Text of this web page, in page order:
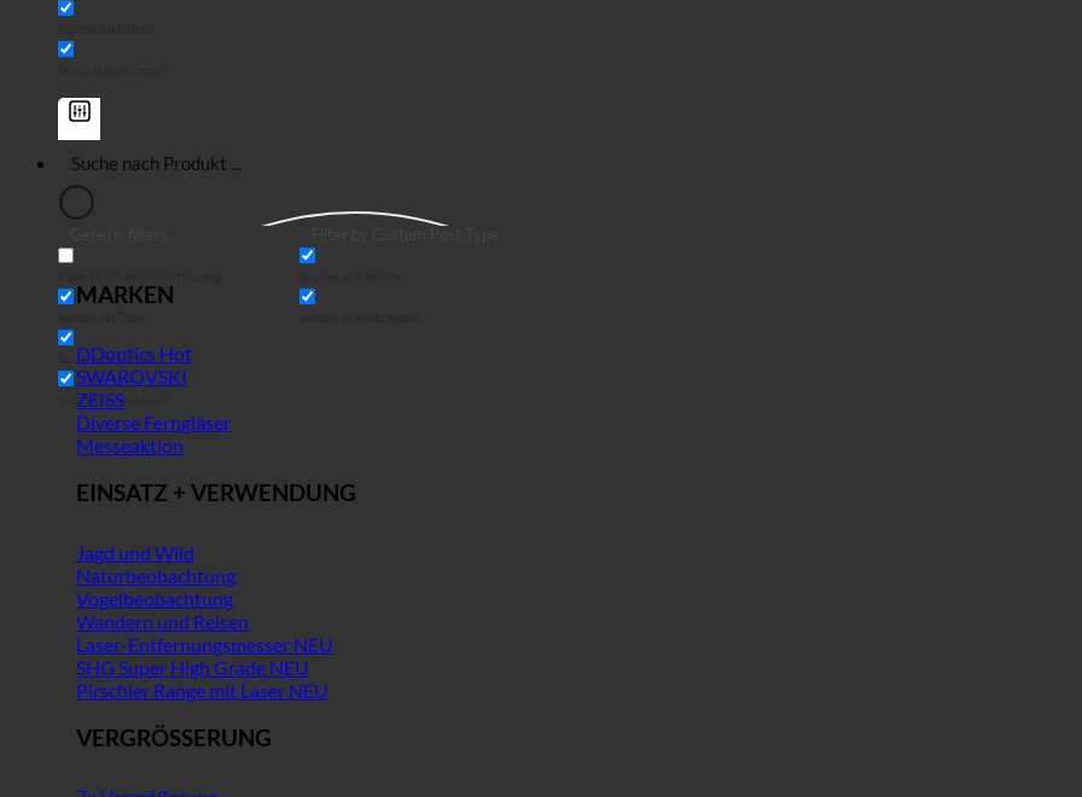
Suche im Inhalt
Search in excerpt
MARKEN
DDoptics
SWAROVSKI
ZEISS
Diverse Ferngläser
Messeaktion
EINSATZ + VERWENDUNG
Jagd und Wild
Naturbeobachtung
Vogelbeobachtung
Wandern und Reisen
Laser-Entfernungsmesser
SHG Super High Grade
Pirschler Range mit Laser
VERGRÖSSERUNG